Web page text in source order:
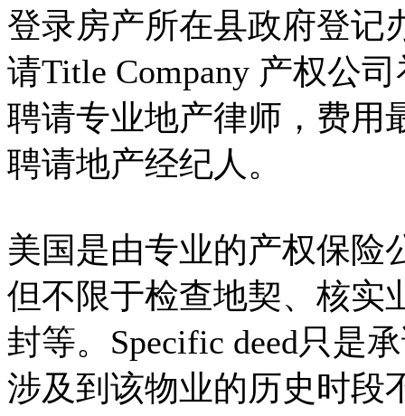
登录房产所在县政府登记
请Title Company 产权公
聘请专业地产律师，费用
聘请地产经纪人。
美国是由专业的产权保险
但不限于检查地契、核实
封等。Specific deed只是
涉及到该物业的历史时段